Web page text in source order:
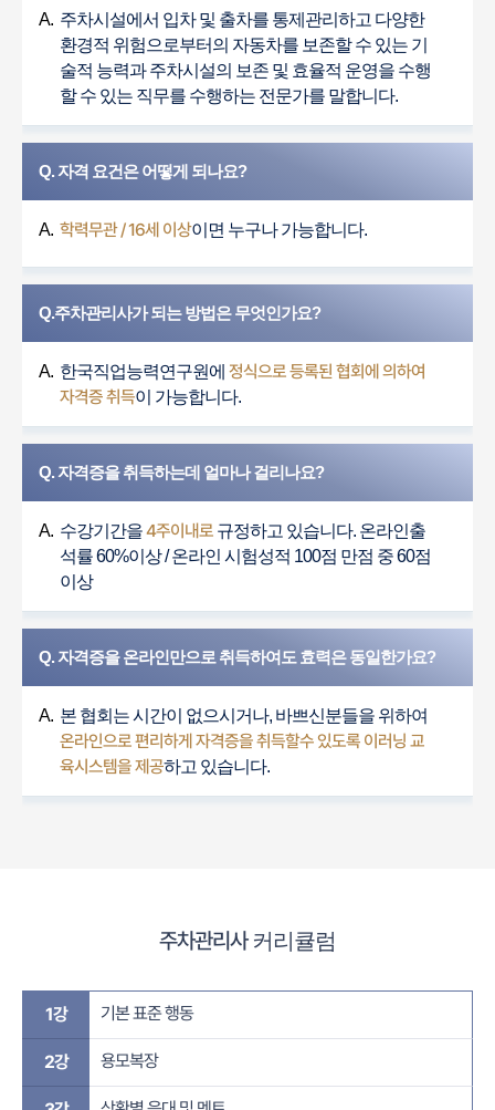
A. 주차시설에서 입차 및 출차를 통제관리하고 다양한
환경적 위험으로부터의 자동차를 보존할 수 있는 기
술적 능력과 주차시설의 보존 및 효율적 운영을 수행
할 수 있는 직무를 수행하는 전문가를 말합니다.
Q. 자격 요건은 어떻게 되나요?
A. 학력무관 / 16세 이상이면 누구나 가능합니다.
Q.주차관리사가 되는 방법은 무엇인가요?
A. 한국직업능력연구원에 정식으로 등록된 협회에 의하여
자격증 취득이 가능합니다.
Q. 자격증을 취득하는데 얼마나 걸리나요?
A. 수강기간을4주이내로규정하고 있습니다. 온라인출
석률 60%이상 / 온라인 시험성적 100점 만점 중 60점
이상
Q. 자격증을 온라인만으로 취득하여도 효력은 동일한가요?
A. 본 협회는 시간이 없으시거나, 바쁘신분들을 위하여
온라인으로 편리하게 자격증을 취득할수 있도록 이러닝 교
육시스템을 제공하고 있습니다.
주차관리사 커리큘럼
1강 기본 표준 행동
2강 용모복장